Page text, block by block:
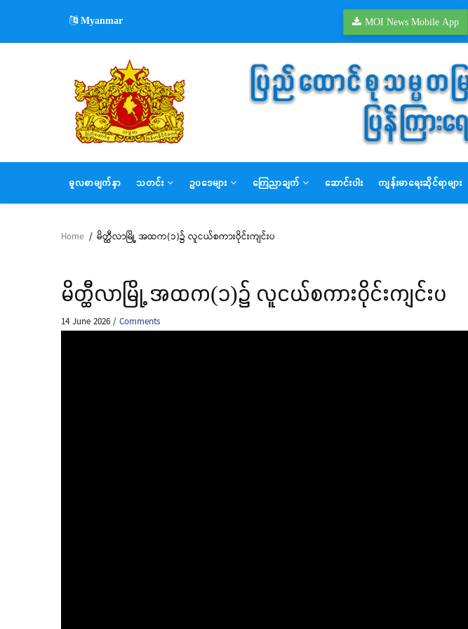
main
Myanmar MOI News Mobile App
MAIN
NAVIGATION
မူလစာမျက်နှာ သတင်း ဥပဒေများ ကြေညာချက် ဆောင်းပါး ကျန်းမာရေးဆိုင်ရာများ
Breadcrumb
Home / မိတ္ထီလာမြို့ အထက(၁)၌ လူငယ်စကားဝိုင်းကျင်းပ
မိတ္ထီလာမြို့ အထက(၁)၌ လူငယ်စကားဝိုင်းကျင်းပ
14 June 2026/Comments